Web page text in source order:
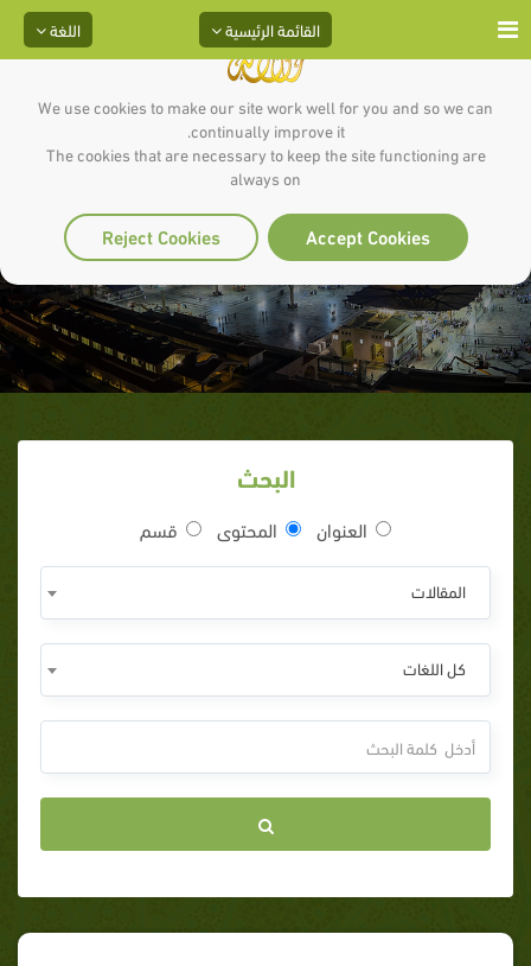
We use cookies to make our site work well for you and so we can
continually improve it.
The cookies that are necessary to keep the site functioning are
always on
Accept Cookies
Reject Cookies
اللغة القائمة الرئيسية
ثلاثة لا تقربها
البحث
العنوان المحتوى قسم
المقالات
كل اللغات